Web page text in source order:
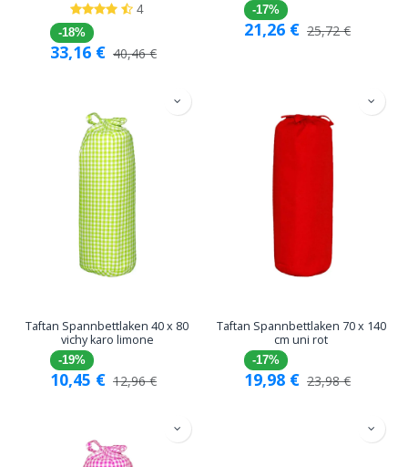
4
-18%
33,16 € 40,46€
-17%
21,26 € 25,72€
Taftan Spannbettlaken 40 x 80
vichy karo limone
-19%
10,45 € 12,96€
Taftan Spannbettlaken 70 x 140
cm uni rot
-17%
19,98 € 23,98€